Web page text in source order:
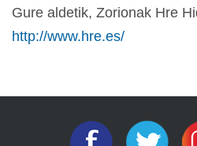
Gure aldetik, Zorionak Hre
http://www.hre.es/